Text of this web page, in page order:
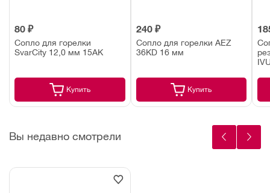
80 ₽
Сопло для горелки
SvarCity 12,0 мм 15АК
Купить
240 ₽
Сопло для горелки AEZ
36KD 16 мм
Купить
Вы недавно смотрели